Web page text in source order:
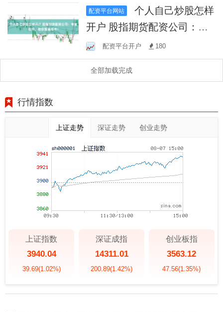
配资平台网站
个人自己炒股怎样
开户 股指期货配资公司：专
业杠杆，助您掘金股市！
配资平台开户 180
全部加载完成
行情指数
上证走势 深证走势 创业走势
上证指数
3940.04
39.69(1.02%)
深证成指
14311.01
200.89(1.42%)
创业板指
3563.12
47.56(1.35%)